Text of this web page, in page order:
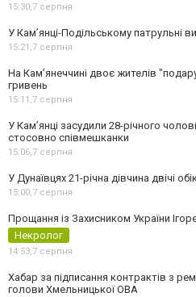
15:30,7 серпня
У Кам’янці-Подільському патрульні
15:21,7 серпня
На Камʼянеччині двоє жителів
гривень
15:11,7 серпня
У Камʼянці засудили 28-річного
стосовно співмешканки
15:06,7 серпня
У Дунаївцях 21-річна дівчина двічі
15:00,7 серпня
Прощання із Захисником України
Некролог
14:53,7 серпня
Хабар за підписання контрактів з
голови Хмельницької ОВА